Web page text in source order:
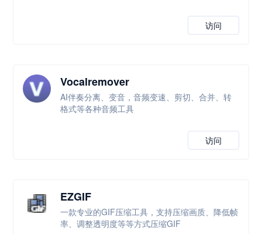
访问
Vocalremover
AI伴奏分离、变音，音频变速、剪切、合并、转
格式等各种音频工具
访问
EZGIF
一款专业的GIF压缩工具，支持压缩画质、降低帧
率、调整透明度等等方式压缩GIF